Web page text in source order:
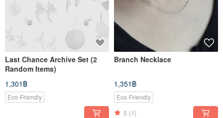
Last Chance Archive Set (2
Random Items)
1,301฿
Eco-Friendly
Branch Necklace
1,351฿
Eco-Friendly
5 (1)